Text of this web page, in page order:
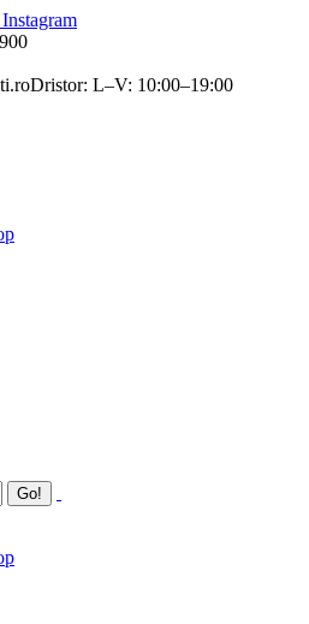
Dristor: L–V: 10:00–19:00